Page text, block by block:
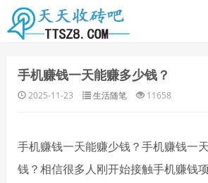
手机赚钱一天能赚多少钱？
2025-11-23 生活随笔 11658
手机赚钱一天能赚少钱？手机赚钱一
钱？相信很多人刚开始接触手机赚钱